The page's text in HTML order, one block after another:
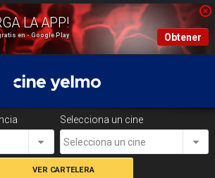
en - Google Play Obtener
Selecciona un cine
Selecciona un cine